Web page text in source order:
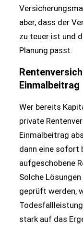
aber, dass der
zu teuer ist und
Planung passt.
Einmalbeitrag
Wer bereits
private
Einmalbeitrag
dann eine sofort
aufgeschobene
Solche
geprüft werden,
stark auf das